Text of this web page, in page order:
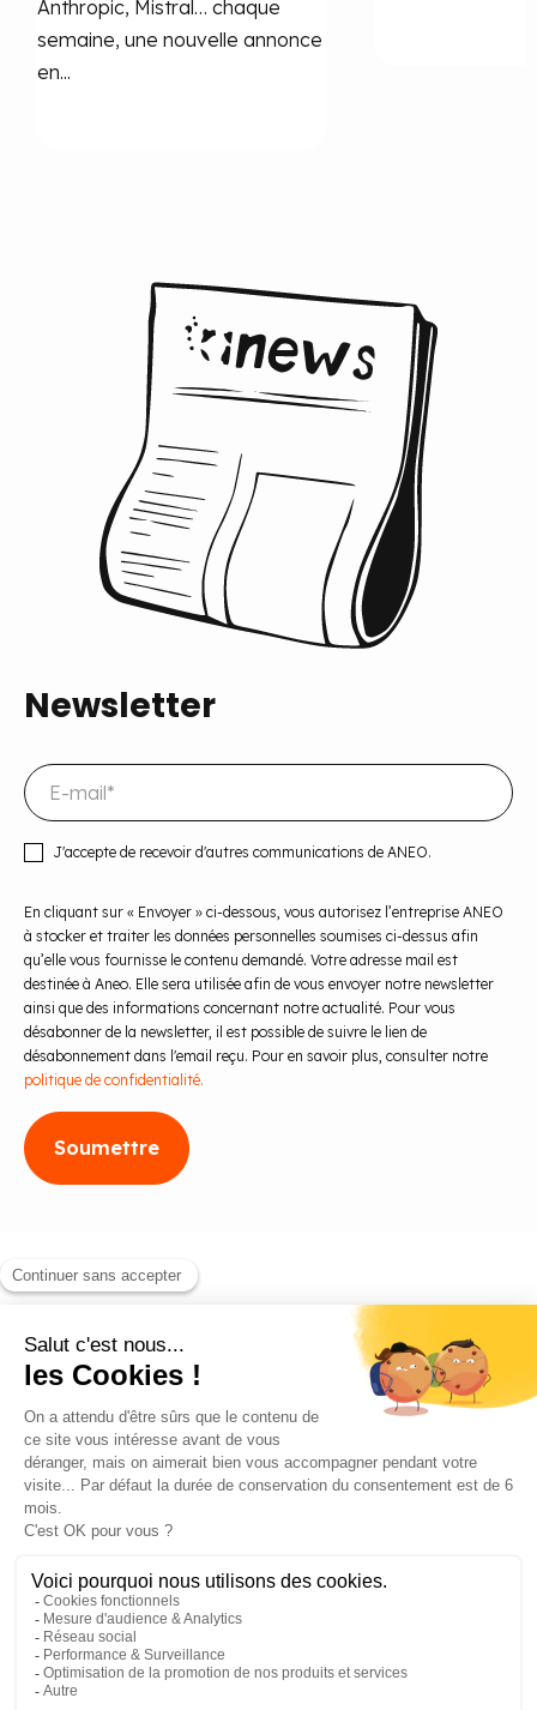
Anthropic, Mistral… chaque
semaine, une nouvelle annonce
en...
Newsletter
J'accepte de recevoir d'autres communications de ANEO.
En cliquant sur « Envoyer » ci-dessous, vous autorisez l’entreprise ANEO
à stocker et traiter les données personnelles soumises ci-dessus afin
qu’elle vous fournisse le contenu demandé. Votre adresse mail est
destinée à Aneo. Elle sera utilisée afin de vous envoyer notre newsletter
ainsi que des informations concernant notre actualité. Pour vous
désabonner de la newsletter, il est possible de suivre le lien de
désabonnement dans l'email reçu. Pour en savoir plus, consulter notre
politique de confidentialité.
Blog
Contact
©2026 ANEO - All rights reserved